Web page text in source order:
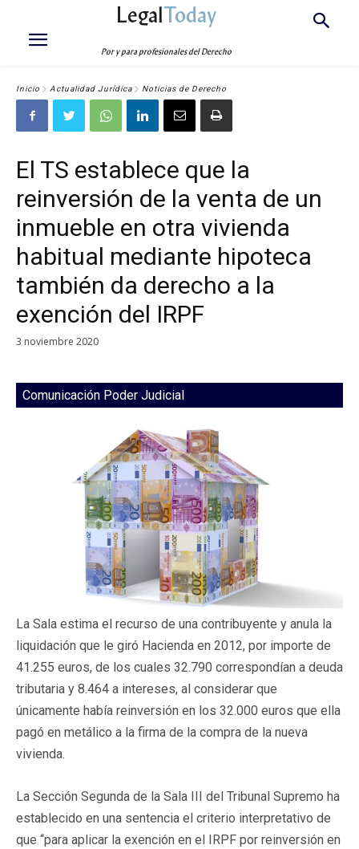
LegalToday
Por y para profesionales del Derecho
Inicio Actualidad Jurídica Noticias de Derecho
El TS establece que la
reinversión de la venta de un
inmueble en otra vivienda
habitual mediante hipoteca
también da derecho a la
exención del IRPF
3 noviembre 2020
Comunicación Poder Judicial
La Sala estima el recurso de una contribuyente y anula la
liquidación que le giró Hacienda en 2012, por importe de
41.255 euros, de los cuales 32.790 correspondían a deuda
tributaria y 8.464 a intereses, al considerar que
únicamente había reinversión en los 32.000 euros que ella
pagó en metálico a la firma de la compra de la nueva
vivienda.
La Sección Segunda de la Sala III del Tribunal Supremo ha
establecido en una sentencia el criterio interpretativo de
que “para aplicar la exención en el IRPF por reinversión en